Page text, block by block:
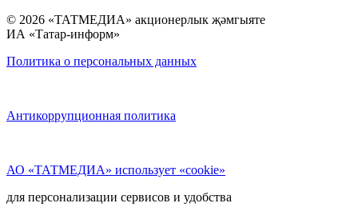
© 2026 «ТАТМЕДИА» акционерлык җәмгыяте
ИА «Татар-информ»
Политика о персональных данных
Антикоррупционная политика
АО «ТАТМЕДИА» использует «cookie»
для персонализации сервисов и удобства